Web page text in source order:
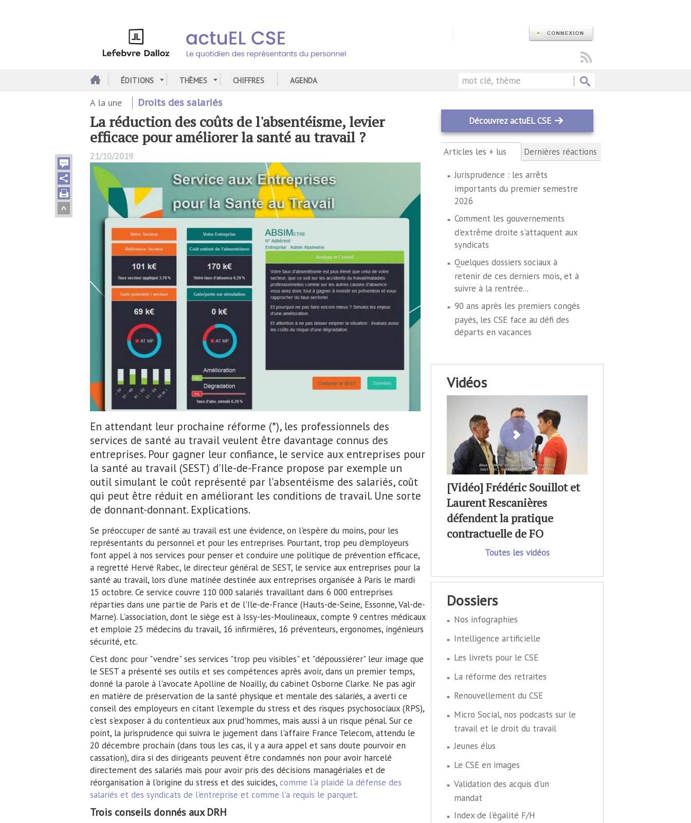
ÉDITIONS THÈMES CHIFFRES AGENDA Rechercher
A la une Droits des salariés
La réduction des coûts de l'absentéisme, levier
efficace pour améliorer la santé au travail ?
21/10/2019
SEST Ile:France
En attendant leur prochaine réforme (*), les professionnels des
services de santé au travail veulent être davantage connus des
entreprises. Pour gagner leur confiance, le service aux entreprises pour
la santé au travail (SEST) d'Ile-de-France propose par exemple un
outil simulant le coût représenté par l'absentéisme des salariés, coût
qui peut être réduit en améliorant les conditions de travail. Une sorte
de donnant-donnant. Explications.
Se préoccuper de santé au travail est une évidence, on l'espère du moins, pour les
représentants du personnel et pour les entreprises. Pourtant, trop peu d'employeurs
font appel à nos services pour penser et conduire une politique de prévention efficace,
a regretté Hervé Rabec, le directeur général de SEST, le service aux entreprises pour la
santé au travail, lors d'une matinée destinée aux entreprises organisée à Paris le mardi
15 octobre. Ce service couvre 110 000 salariés travaillant dans 6 000 entreprises
réparties dans une partie de Paris et de l'Ile-de-France (Hauts-de-Seine, Essonne, Val-de-
Marne). L'association, dont le siège est à Issy-les-Moulineaux, compte 9 centres médicaux
et emploie 25 médecins du travail, 16 infirmières, 16 préventeurs, ergonomes, ingénieurs
sécurité, etc.
C'est donc pour "vendre" ses services "trop peu visibles" et "dépoussiérer" leur image que
le SEST a présenté ses outils et ses compétences après avoir, dans un premier temps,
donné la parole à l'avocate Apolline de Noailly, du cabinet Osborne Clarke. Ne pas agir
en matière de préservation de la santé physique et mentale des salariés, a averti ce
conseil des employeurs en citant l'exemple du stress et des risques psychosociaux (RPS),
c'est s'exposer à du contentieux aux prud'hommes, mais aussi à un risque pénal. Sur ce
point, la jurisprudence qui suivra le jugement dans l'affaire France Telecom, attendu le
20 décembre prochain (dans tous les cas, il y a aura appel et sans doute pourvoir en
cassation), dira si des dirigeants peuvent être condamnés non pour avoir harcelé
directement des salariés mais pour avoir pris des décisions managériales et de
réorganisation à l'origine du stress et des suicides, comme l'a plaidé la défense des
salariés et des syndicats de l'entreprise et comme l'a requis le parquet.
Trois conseils donnés aux DRH
Découvrez actuEL CSE
Articles les + lus (onglet
actif)
Dernières réactions
Jurisprudence : les arrêts
importants du premier semestre
2026
Comment les gouvernements
d'extrême droite s'attaquent aux
syndicats
Quelques dossiers sociaux à
retenir de ces derniers mois, et à
suivre à la rentrée...
90 ans après les premiers congés
payés, les CSE face au défi des
départs en vacances
vidéos
[Vidéo] Frédéric Souillot et
Laurent Rescanières
défendent la pratique
contractuelle de FO
Toutes les vidéos
dossiers
Nos infographies
Intelligence artificielle
Les livrets pour le CSE
La réforme des retraites
Renouvellement du CSE
Micro Social, nos podcasts sur le
travail et le droit du travail
Jeunes élus
Le CSE en images
Validation des acquis d'un
mandat
Index de l'égalité F/H